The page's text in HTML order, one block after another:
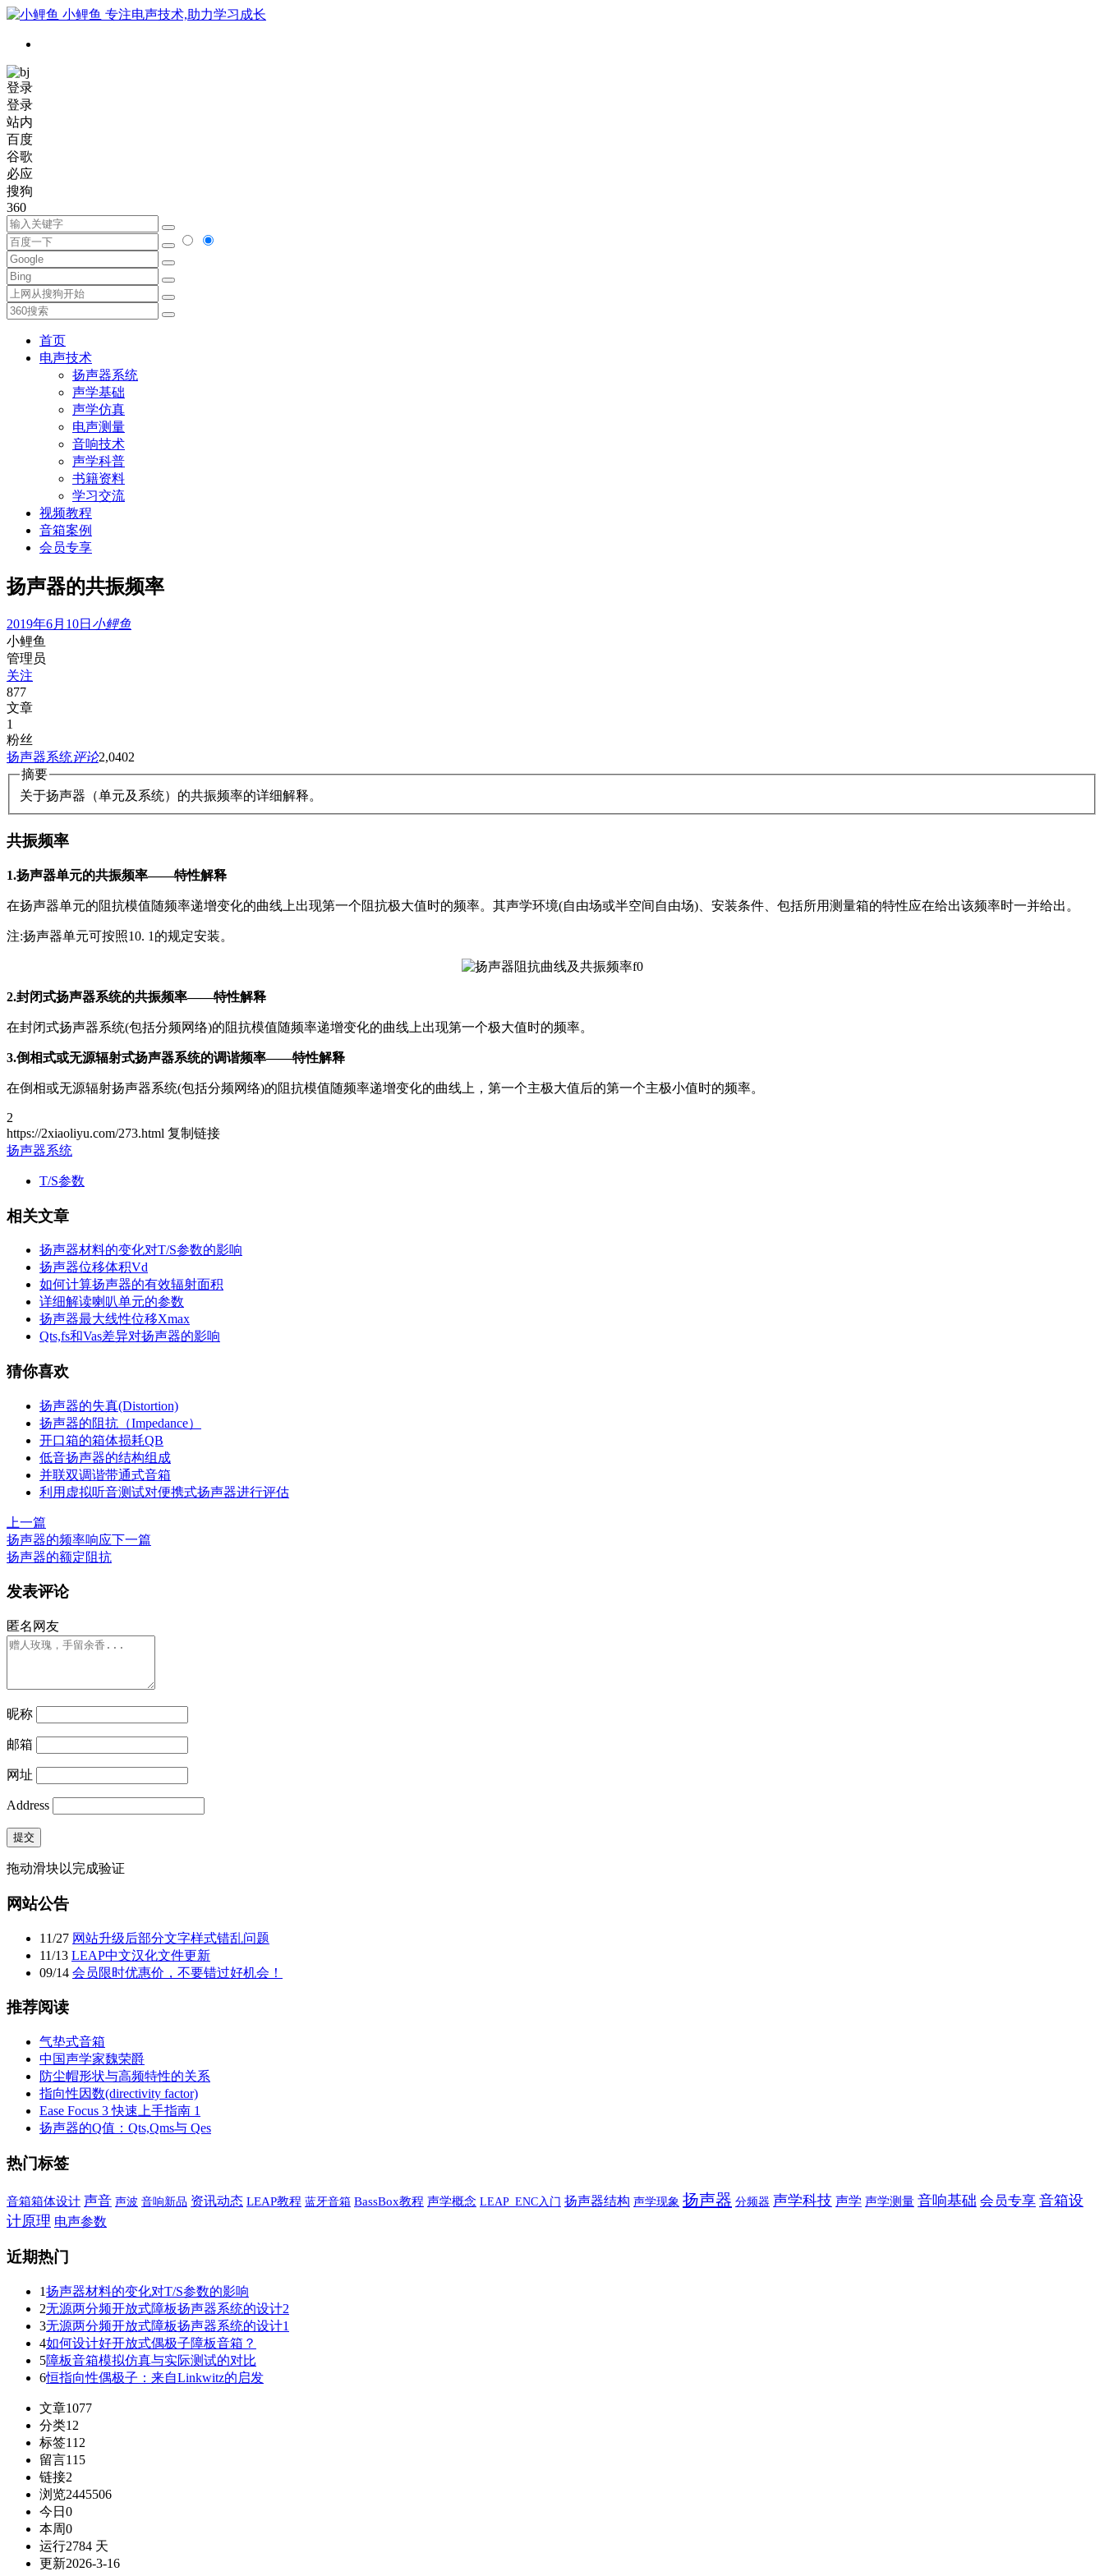
小鲤鱼 专注电声技术,助力学习成长
登录
登录
站内
百度
谷歌
必应
搜狗
360
首页
电声技术
扬声器系统
声学基础
声学仿真
电声测量
音响技术
声学科普
书籍资料
学习交流
视频教程
音箱案例
会员专享
扬声器的共振频率
2019年6月10日 小鲤鱼
小鲤鱼
管理员
关注
877
文章
1
粉丝
扬声器系统评论2,0402
摘要
关于扬声器（单元及系统）的共振频率的详细解释。
共振频率
1.扬声器单元的共振频率——特性解释
在扬声器单元的阻抗模值随频率递增变化的曲线上出现第一个阻抗极大值时的频率。其声学环境(自由场或半空间自由场)、安装条件、包括所用测量箱的特性应在给出该频率时一并给出。
注:扬声器单元可按照10. 1的规定安装。
2.封闭式扬声器系统的共振频率——特性解释
在封闭式扬声器系统(包括分频网络)的阻抗模值随频率递增变化的曲线上出现第一个极大值时的频率。
3.倒相式或无源辐射式扬声器系统的调谐频率——特性解释
在倒相或无源辐射扬声器系统(包括分频网络)的阻抗模值随频率递增变化的曲线上，第一个主极大值后的第一个主极小值时的频率。
2
https://2xiaoliyu.com/273.html 复制链接
扬声器系统
T/S参数
相关文章
扬声器材料的变化对T/S参数的影响
扬声器位移体积Vd
如何计算扬声器的有效辐射面积
详细解读喇叭单元的参数
扬声器最大线性位移Xmax
Qts,fs和Vas差异对扬声器的影响
猜你喜欢
扬声器的失真(Distortion)
扬声器的阻抗（Impedance）
开口箱的箱体损耗QB
低音扬声器的结构组成
并联双调谐带通式音箱
利用虚拟听音测试对便携式扬声器进行评估
上一篇
扬声器的频率响应下一篇
扬声器的额定阻抗
发表评论
匿名网友
昵称
邮箱
网址
Address
提交
拖动滑块以完成验证
网站公告
11/27 网站升级后部分文字样式错乱问题
11/13 LEAP中文汉化文件更新
09/14 会员限时优惠价，不要错过好机会！
推荐阅读
气垫式音箱
中国声学家魏荣爵
防尘帽形状与高频特性的关系
指向性因数(directivity factor)
Ease Focus 3 快速上手指南 1
扬声器的Q值：Qts,Qms与 Qes
热门标签
音箱箱体设计 声音 声波 音响新品 资讯动态 LEAP教程 蓝牙音箱 BassBox教程 声学概念 LEAP_ENC入门 扬声器结构 声学现象 扬声器 分频器 声学科技 声学 声学测量 音响基础 会员专享 音箱设
计原理 电声参数
近期热门
1扬声器材料的变化对T/S参数的影响
2无源两分频开放式障板扬声器系统的设计2
3无源两分频开放式障板扬声器系统的设计1
4如何设计好开放式偶极子障板音箱？
5障板音箱模拟仿真与实际测试的对比
6恒指向性偶极子：来自Linkwitz的启发
文章1077
分类12
标签112
留言115
链接2
浏览2445506
今日 0
本周0
运行2784 天
更新2026-3-16